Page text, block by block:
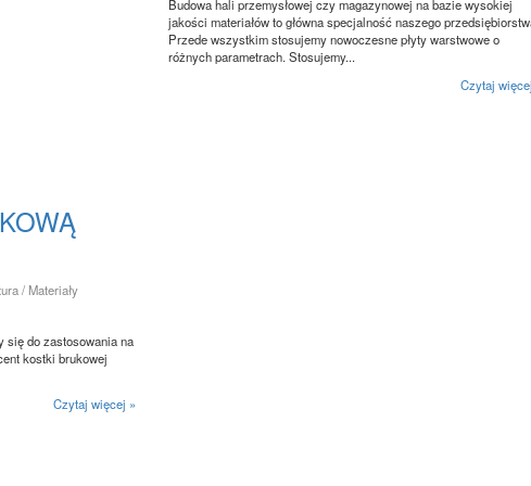
Budowa hali przemysłowej czy magazynowej na bazie wysokiej
jakości materiałów to główna specjalność naszego
Przede wszystkim stosujemy nowoczesne płyty warstwowe o
różnych parametrach. Stosujemy...
Czytaj
/ Materiały
się do zastosowania na
kostki brukowej
Czytaj więcej »